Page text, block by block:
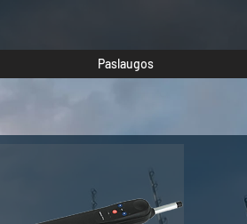
Paslaugos